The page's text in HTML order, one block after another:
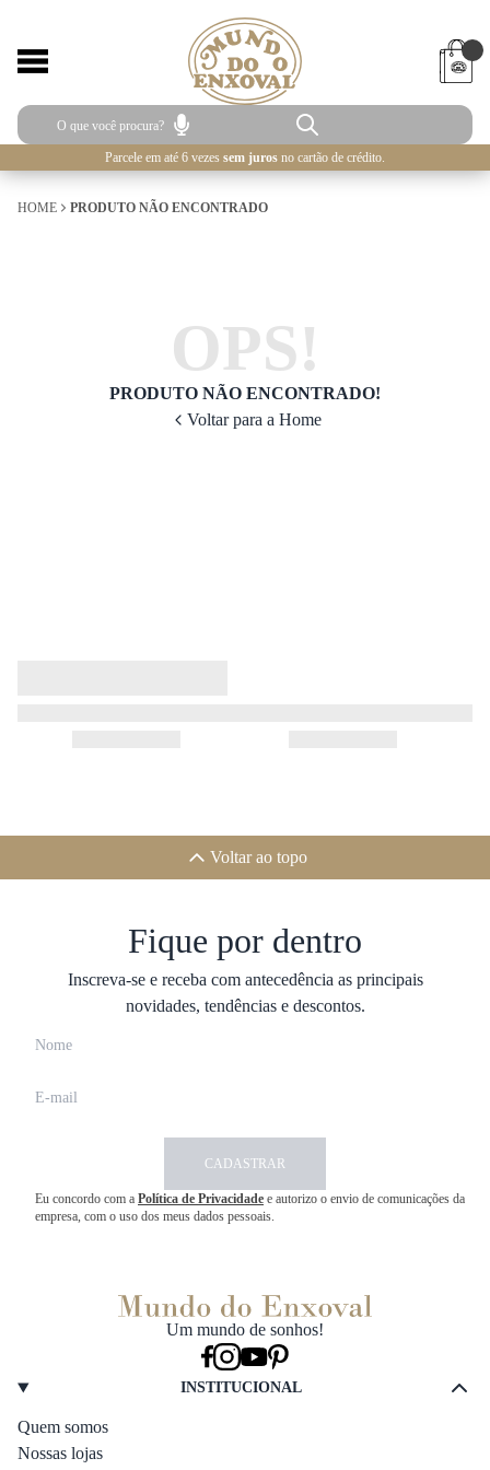
Parcele em até 6 vezes sem juros no cartão de crédito.
HOME PRODUTO NÃO ENCONTRADO
OPS!
PRODUTO NÃO ENCONTRADO!
Voltar para a Home
Voltar ao topo
Fique por dentro
Inscreva-se e receba com antecedência as principais
novidades, tendências e descontos.
CADASTRAR
Eu concordo com a Política de Privacidade e autorizo o envio de comunicações da
empresa, com o uso dos meus dados pessoais.
Um mundo de sonhos!
INSTITUCIONAL
Quem somos
Nossas lojas